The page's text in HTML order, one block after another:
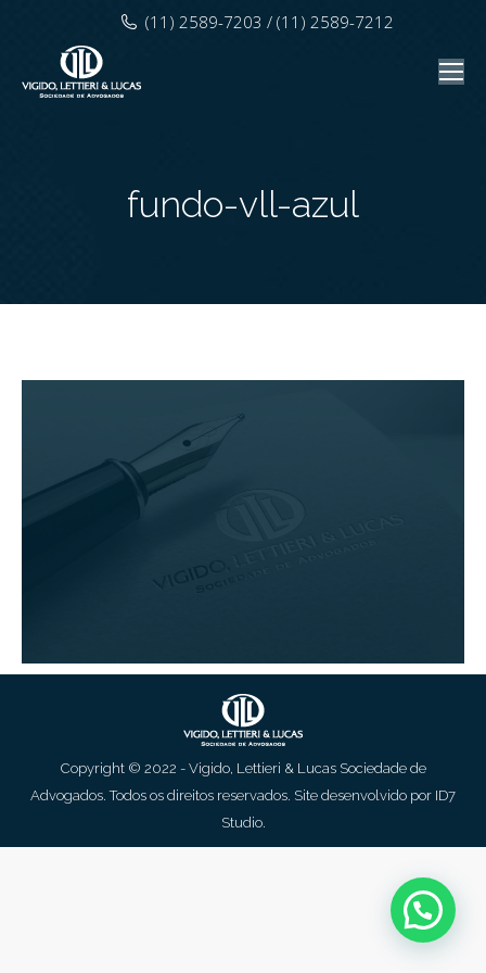
(11) 2589-7203 / (11) 2589-7212
fundo-vll-azul
Copyright © 2022 - Vigido, Lettieri & Lucas Sociedade de
Advogados. Todos os direitos reservados. Site desenvolvido por ID7
Studio.